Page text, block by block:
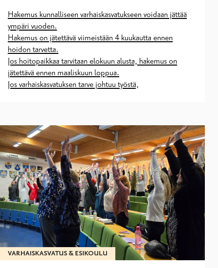
Hakemus kunnalliseen varhaiskasvatukseen voidaan jättää
ympäri vuoden.
Hakemus on jätettävä viimeistään 4 kuukautta ennen
hoidon tarvetta.
Jos hoitopaikkaa tarvitaan elokuun alusta, hakemus on
jätettävä ennen maaliskuun loppua.
Jos varhaiskasvatuksen tarve johtuu työstä,
VARHAISKASVATUS & ESIKOULU